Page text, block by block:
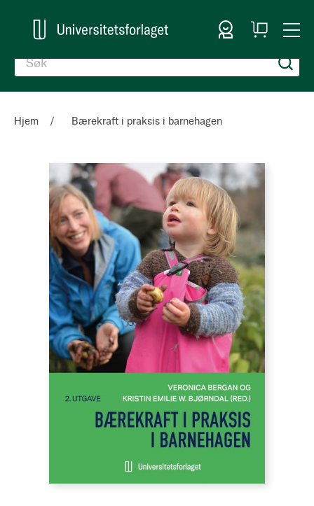
Logg inn
Handlekurv
Hjem Bærekraft i praksis i barnehagen